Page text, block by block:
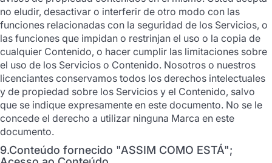
no eludir, desactivar o interferir de otro modo con las
funciones relacionadas con la seguridad de los Servicios, o
las funciones que impidan o restrinjan el uso o la copia de
cualquier Contenido, o hacer cumplir las limitaciones sobre
el uso de los Servicios o Contenido. Nosotros o nuestros
licenciantes conservamos todos los derechos intelectuales
y de propiedad sobre los Servicios y el Contenido, salvo
que se indique expresamente en este documento. No se le
concede el derecho a utilizar ninguna Marca en este
documento.
9.Conteúdo fornecido "ASSIM COMO ESTÁ";